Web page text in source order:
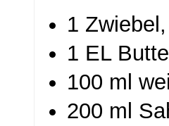
1
1 EL
100 ml
200 ml